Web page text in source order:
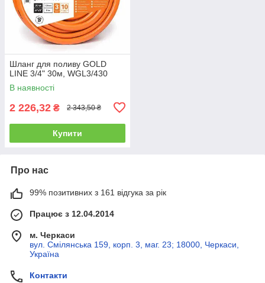
Шланг для поливу GOLD
LINE 3/4" 30м, WGL3/430
В наявності
2 226,32 ₴ 2 343,50 ₴
Купити
Про нас
99% позитивних з 161 відгука за рік
Працює з 12.04.2014
м. Черкаси
вул. Смілянська 159, корп. 3, маг. 23; 18000, Черкаси,
Україна
Контакти